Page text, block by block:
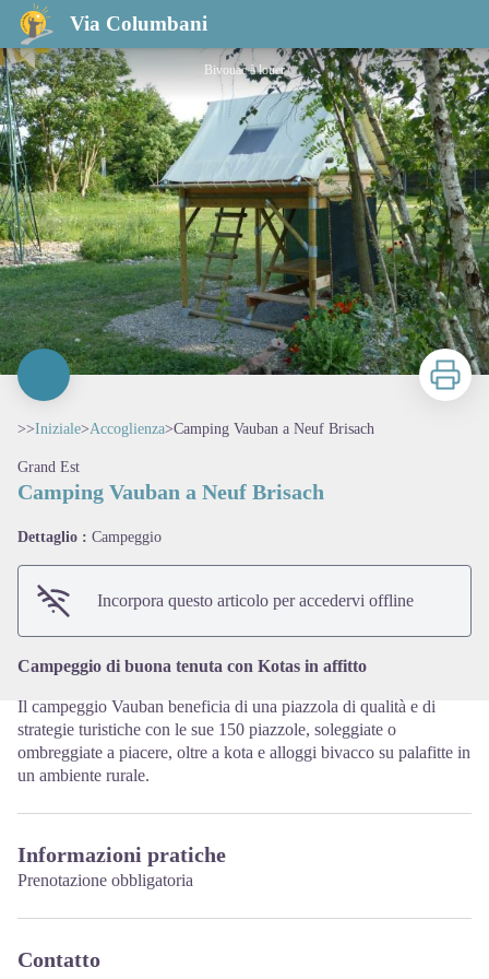
Via Columbani
Camping Vauban a Neuf Brisach
Bivouac à louer
Stampa
>>Iniziale>Accoglienza>Camping Vauban a Neuf Brisach
Grand Est
Camping Vauban a Neuf Brisach
Dettaglio : Campeggio
Incorpora questo articolo per accedervi offline
Campeggio di buona tenuta con Kotas in affitto
Il campeggio Vauban beneficia di una piazzola di qualità e di
strategie turistiche con le sue 150 piazzole, soleggiate o
ombreggiate a piacere, oltre a kota e alloggi bivacco su palafitte in
un ambiente rurale.
Informazioni pratiche
Prenotazione obbligatoria
Contatto